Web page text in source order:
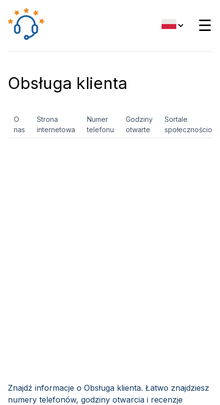
☰
Obsługa klienta
O
nas
Strona
internetowa
Numer
telefonu
Godziny
otwarte
Sortale
Znajdź informacje o Obsługa klienta. Łatwo znajdziesz
numery telefonów, godziny otwarcia i recenzje